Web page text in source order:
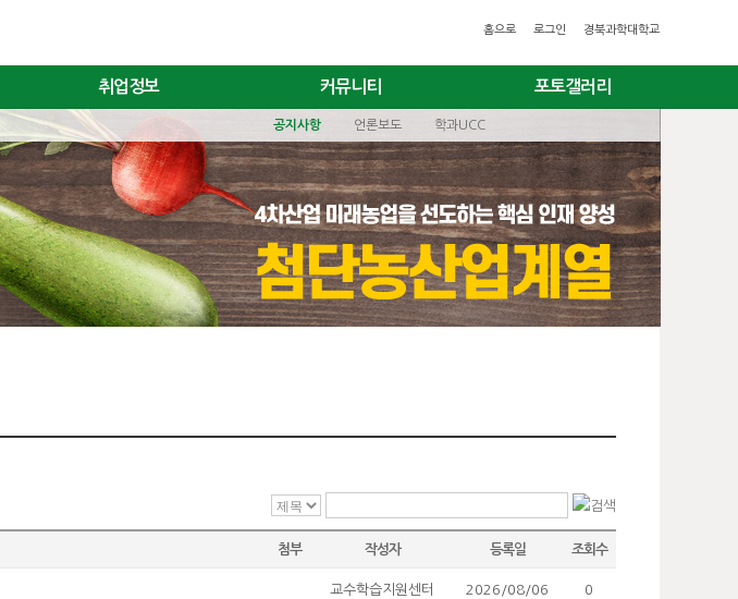
홈으로 로그인 경북과학대학교
취업정보 커뮤니티
공지사항 언론보도 학과UCC
포토갤러리
첨부 작성자 등록일 조회수
교수학습지원센터 2026/08/06 0